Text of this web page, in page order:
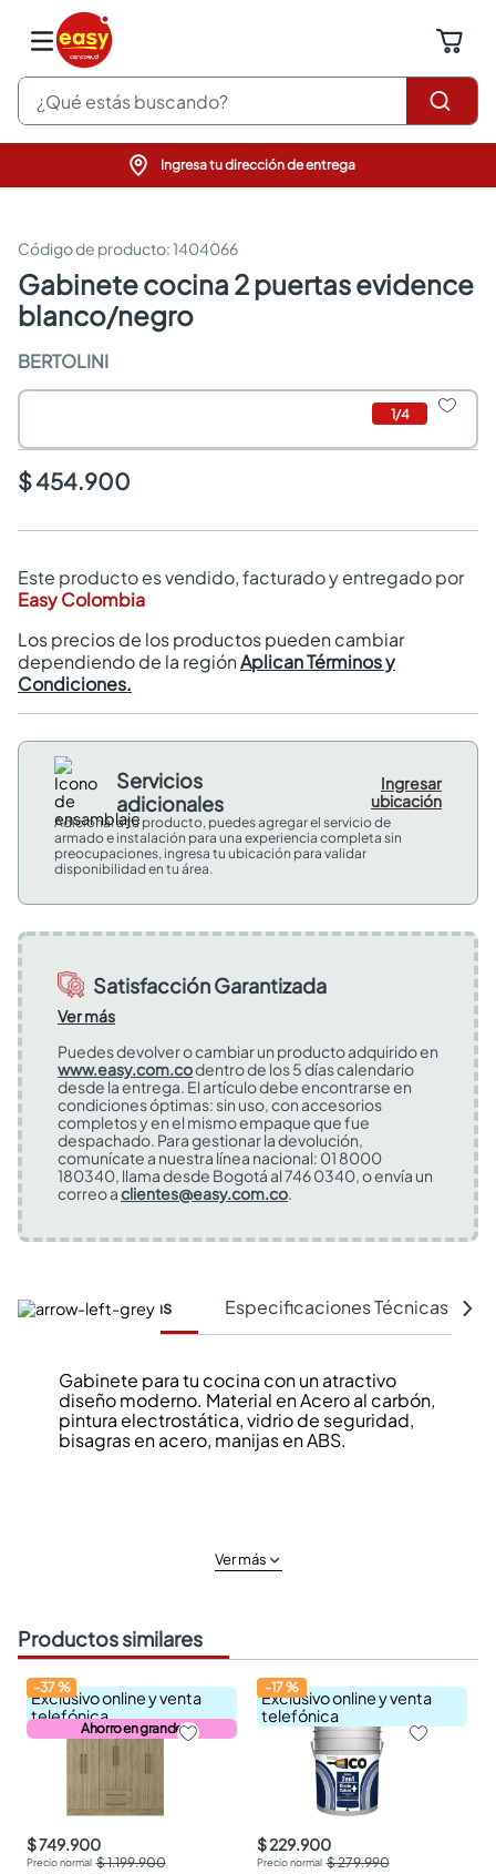
¿Qué estás buscando?
Ingresa tu dirección de entrega
:1404066
gabinete cocina 2 puertas evidence
blanco/negro
BERTOLINI
1/4
$ 454.900
Este producto es vendido, facturado y entregado por
Easy Colombia
Los precios de los productos pueden cambiar
dependiendo de la regiónAplican Términos y
Condiciones.
Servicios
adicionales
Ingresar
ubicación
Adicional a tu producto, puedes agregar el servicio de
armado e instalación para una experiencia completa sin
preocupaciones, ingresa tu ubicación para validar
disponibilidad en tu área.
Satisfacción Garantizada
Ver más
Puedes devolver o cambiar un producto adquirido en
www.easy.com.codentro de los 5 días calendario
desde la entrega. El artículo debe encontrarse en
condiciones óptimas: sin uso, con accesorios
completos y en el mismo empaque que fue
despachado. Para gestionar la devolución,
comunícate a nuestra línea nacional: 01 8000
180340, llama desde Bogotá al 746 0340, o envía un
correo aclientes@easy.com.co.
Características Especificaciones Técnicas
Gabinete para tu cocina con un atractivo
diseño moderno. Material en Acero al carbón,
pintura electrostática, vidrio de seguridad,
bisagras en acero, manijas en ABS.
Ver más
Productos similares
Exclusivo online y venta
telefónica
Ahorro en grande
-37%
$ 749.900
$ 1.199.900
Exclusivo online y venta
telefónica
-17%
$ 229.900
$ 279.990
pinturas
sanitarios
comedor
escritorio
armarios closet
comedores